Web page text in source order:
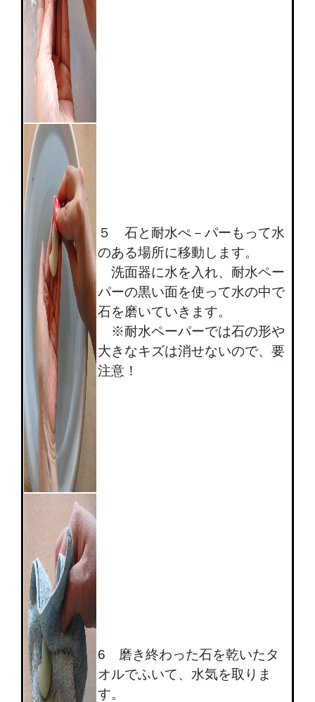
５ 石と耐水ぺ－パーもって水
のある場所に移動します。
洗面器に水を入れ、耐水ペー
パーの黒い面を使って水の中で
石を磨いていきます。
※耐水ペーパーでは石の形や
大きなキズは消せないので、要
注意！
6 磨き終わった石を乾いたタ
オルでふいて、水気を取りま
す。